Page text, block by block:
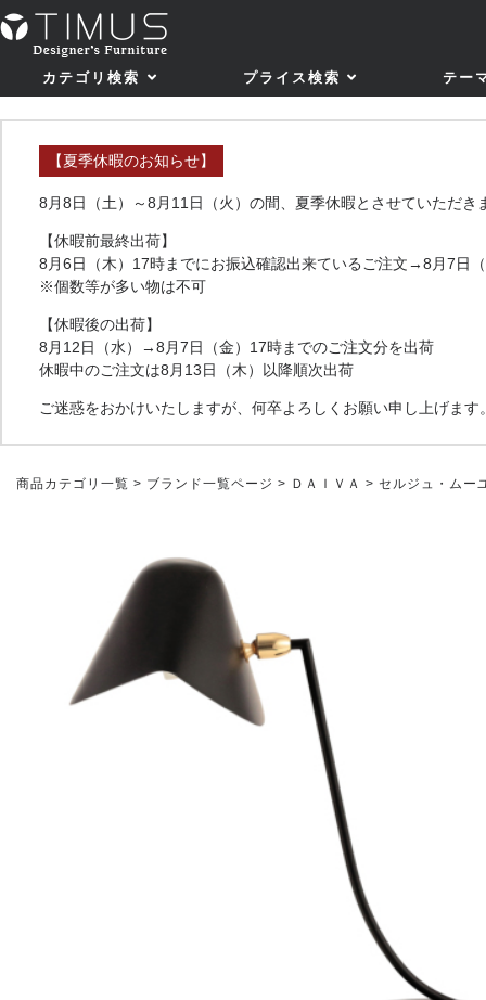
カテゴリ検索 プライス検索 テー
【夏季休暇のお知らせ】
8月8日（土）～8月11日（火）の間、夏季休暇とさせていただき
【休暇前最終出荷】
8月6日（木）17時までにお振込確認出来ているご注文→8月7日
※個数等が多い物は不可
【休暇後の出荷】
8月12日（水）→8月7日（金）17時までのご注文分を出荷
休暇中のご注文は8月13日（木）以降順次出荷
ご迷惑をおかけいたしますが、何卒よろしくお願い申し上げます
商品カテゴリ一覧 > ブランド一覧ページ > ＤＡＩＶＡ > セルジュ・ムー